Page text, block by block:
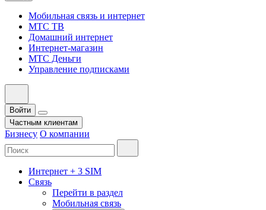
Мобильная связь и интернет
МТС ТВ
Домашний интернет
Интернет-магазин
МТС Деньги
Управление подписками
Войти
Частным клиентам
Бизнесу О компании
Интернет + 3 SIM
Связь
Перейти в раздел
Мобильная связь